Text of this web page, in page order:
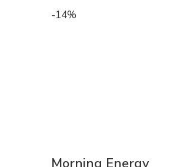
-14%
Morning Energy